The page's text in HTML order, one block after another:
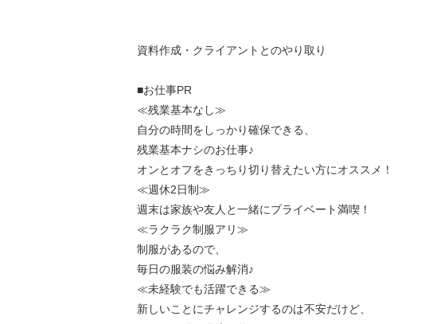
資料作成・クライアントとのやり取り
■お仕事PR
≪残業基本なし≫
自分の時間をしっかり確保できる、
残業基本ナシのお仕事♪
オンとオフをきっちり切り替えたい方にオススメ！
≪週休2日制≫
週末は家族や友人と一緒にプライベート満喫！
≪ラクラク制服アリ≫
制服があるので、
毎日の服装の悩み解消♪
≪未経験でも活躍できる≫
新しいことにチャレンジするのは不安だけど、